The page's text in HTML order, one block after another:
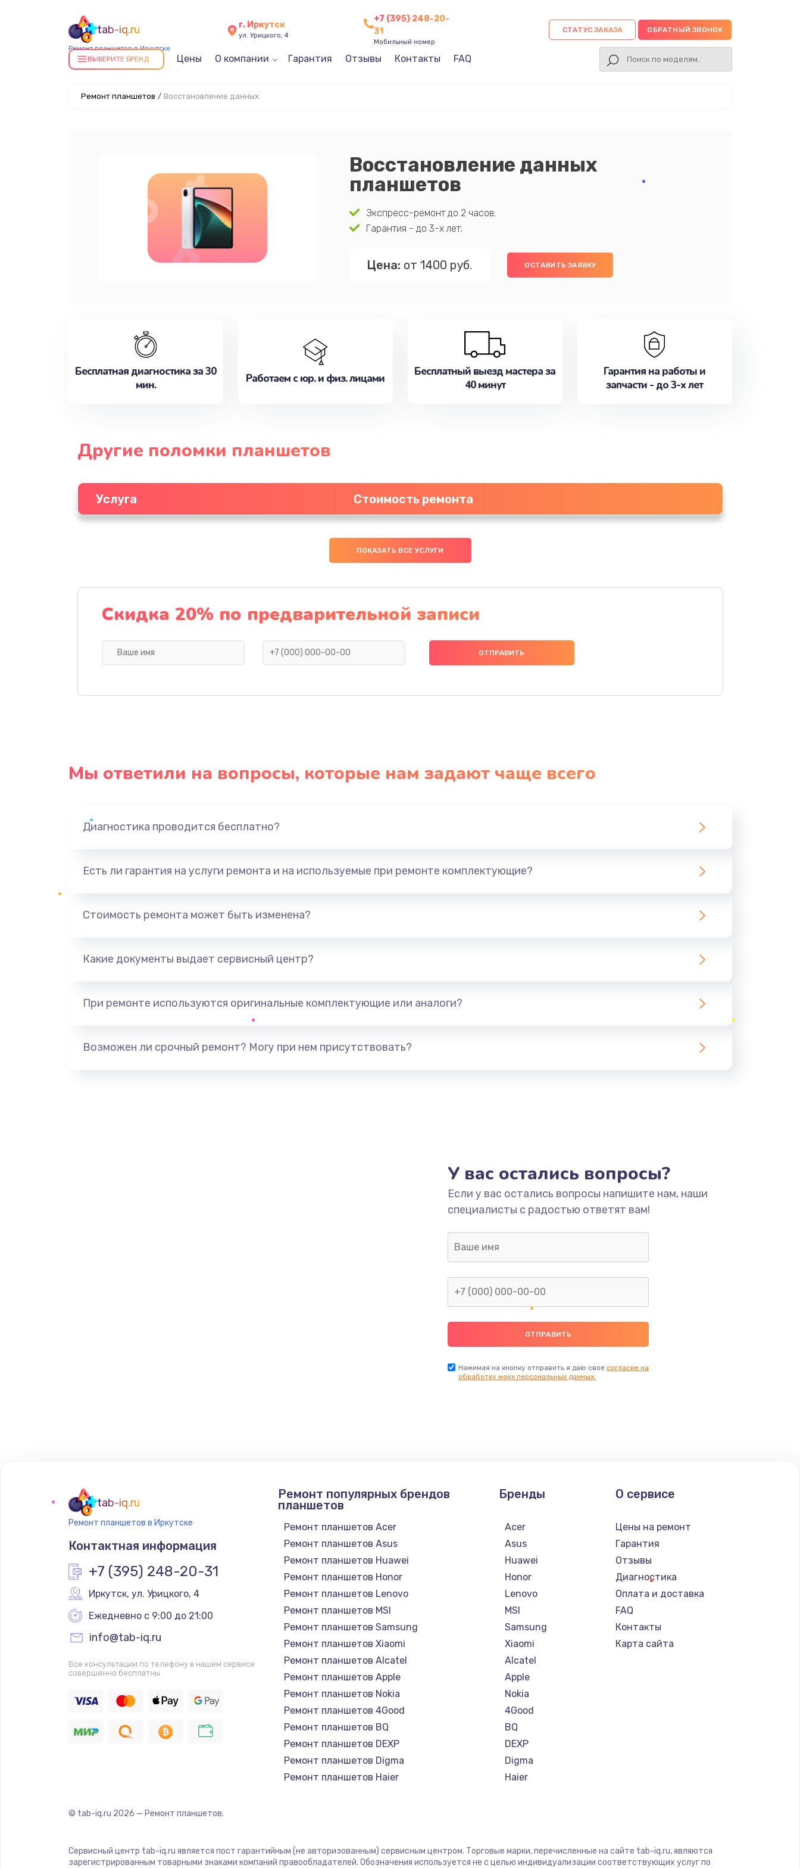
tab-iq.ru
Ремонт планшетов в Иркутске
г. Иркутск
ул. Урицкого, 4
+7 (395) 248-20-
31
Мобильный номер
СТАТУС ЗАКАЗА ОБРАТНЫЙ ЗВОНОК
ВЫБЕРИТЕ БРЕНД Цены О компании Гарантия Отзывы Контакты FAQ
Ремонт планшетов / Восстановление данных
Восстановление данных
планшетов
Экспресс-ремонт до 2 часов;
Гарантия - до 3-х лет;
Цена: от 1400 руб. ОСТАВИТЬ ЗАЯВКУ
Бесплатная диагностика за 30
мин.
Работаем с юр. и физ. лицами
Бесплатный выезд мастера за
40 минут
Гарантия на работы и
запчасти - до 3-х лет
Другие поломки планшетов
Услуга Стоимость ремонта
ПОКАЗАТЬ ВСЕ УСЛУГИ
Скидка 20% по предварительной записи
Мы ответили на вопросы, которые нам задают чаще всего
Диагностика проводится бесплатно?
Есть ли гарантия на услуги ремонта и на используемые при ремонте комплектующие?
Стоимость ремонта может быть изменена?
Какие документы выдает сервисный центр?
При ремонте используются оригинальные комплектующие или аналоги?
Возможен ли срочный ремонт? Могу при нем присутствовать?
У вас остались вопросы?
Если у вас остались вопросы напишите нам, наши
специалисты с радостью ответят вам!
Нажимая на кнопку отправить я даю свое согласие на
обработку моих персональных данных.
tab-iq.ru
Ремонт планшетов в Иркутске
Контактная информация
+7 (395) 248-20-31
Иркутск, ул. Урицкого, 4
Ежедневно с 9:00 до 21:00
info@tab-iq.ru
Все консультации по телефону в нашем сервисе
совершенно бесплатны
Ремонт популярных брендов
планшетов
Ремонт планшетов Acer
Ремонт планшетов Asus
Ремонт планшетов Huawei
Ремонт планшетов Honor
Ремонт планшетов Lenovo
Ремонт планшетов MSI
Ремонт планшетов Samsung
Ремонт планшетов Xiaomi
Ремонт планшетов Alcatel
Ремонт планшетов Apple
Ремонт планшетов Nokia
Ремонт планшетов 4Good
Ремонт планшетов BQ
Ремонт планшетов DEXP
Ремонт планшетов Digma
Ремонт планшетов Haier
Ремонт планшетов Amazon
Бренды
Acer
Asus
Huawei
Honor
Lenovo
MSI
Samsung
Xiaomi
Alcatel
Apple
Nokia
4Good
BQ
DEXP
Digma
Haier
Amazon
О сервисе
Цены на ремонт
Гарантия
Отзывы
Диагностика
Оплата и доставка
FAQ
Контакты
Карта сайта
© tab-iq.ru 2026 — Ремонт планшетов.
Сервисный центр tab-iq.ru является пост гарантийным (не авторизованным) сервисным центром. Торговые марки, перечисленные на сайте tab-iq.ru, являются
зарегистрированным товарными знаками компаний правообладателей. Обозначения используется не с целью индивидуализации соответствующих услуг по